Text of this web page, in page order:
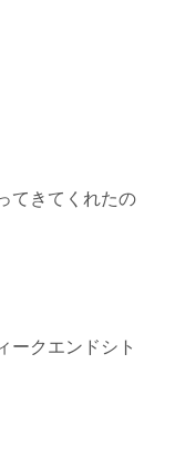
てきてくれたの
ークエンドシト